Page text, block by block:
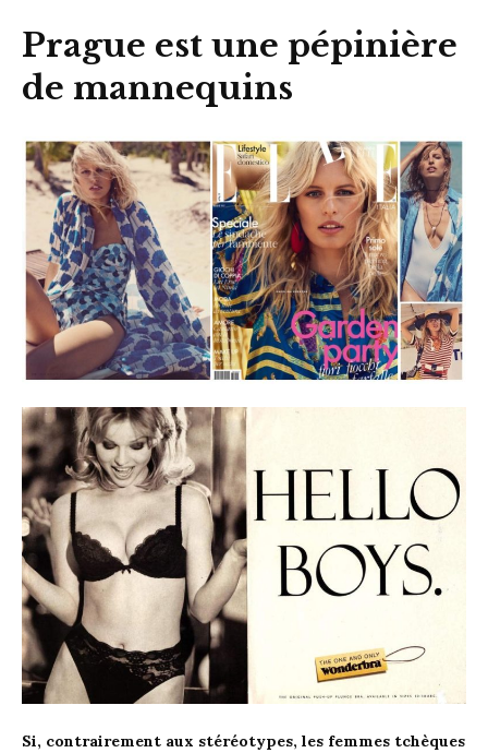
Prague est une pépinière
de mannequins
Si, contrairement aux stéréotypes, les femmes tchèques